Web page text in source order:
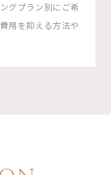
グプラン別にご希
用を抑える方法や